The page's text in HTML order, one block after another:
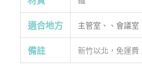
適合地方 主管室、、會議室
備註 新竹以北，免運費